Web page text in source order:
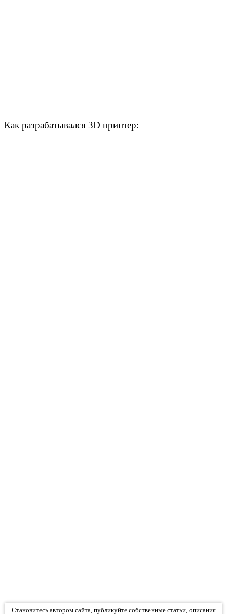
Как разрабатывался 3D принтер:
Становитесь автором сайта, публикуйте собственные статьи, описания